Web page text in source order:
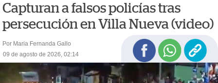
Capturan a falsos policías tras
persecución en Villa Nueva (video)
Por Maria Fernanda Gallo
09 de agosto de 2026, 02:14